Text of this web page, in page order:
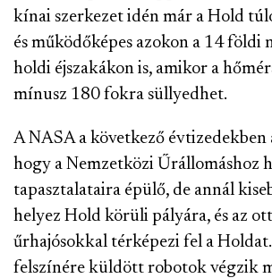
kínai szerkezet idén már a Hold
és működőképes azokon a 14 földi
holdi éjszakákon is, amikor a
mínusz 180 fokra süllyedhet.
A NASA a következő évtizedekben
hogy a Nemzetközi Űrállomáshoz
tapasztalataira épülő, de annál
helyez Hold körüli pályára, és az
űrhajósokkal térképezi fel a
felszínére küldött robotok végzik